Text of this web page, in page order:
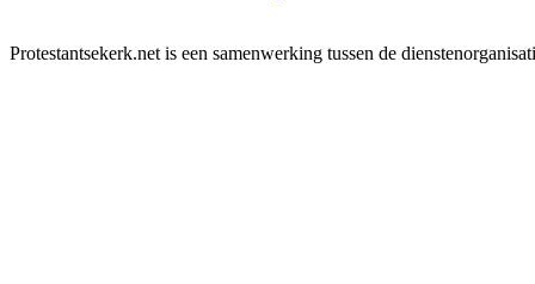
Protestantsekerk.net is een samenwerking tussen de